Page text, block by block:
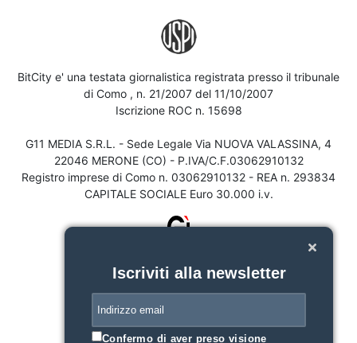
BitCity e' una testata giornalistica registrata presso il tribunale
di Como , n. 21/2007 del 11/10/2007
Iscrizione ROC n. 15698
G11 MEDIA S.R.L. - Sede Legale Via NUOVA VALASSINA, 4
22046 MERONE (CO) - P.IVA/C.F.03062910132
Registro imprese di Como n. 03062910132 - REA n. 293834
CAPITALE SOCIALE Euro 30.000 i.v.
Iscriviti alla newsletter
Confermo di aver preso visione